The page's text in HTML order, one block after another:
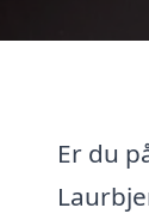
Er du